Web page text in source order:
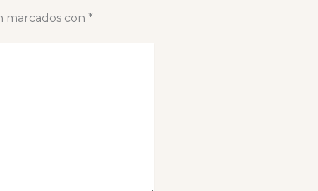
marcados con *